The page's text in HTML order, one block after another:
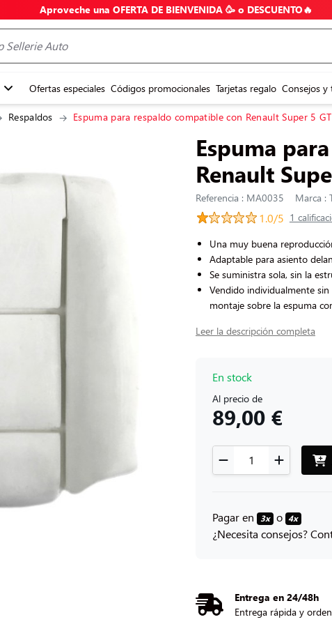
Aproveche una OFERTA DE BIENVENIDA 🥳 o DESCUENTO🔥
Ofertas especiales Códigos promocionales Tarjetas regalo Consejos y
Respaldos Espuma para respaldo compatible con Renault Super 5
Espuma
Renault
Referencia : MA0035 Marca :
1.0/5 1
Una muy buena
Adaptable para asiento
Se suministra sola, sin la
Vendido individualmente
montaje sobre la espuma
Leer la descripción completa
En stock
Al precio de
89,00 €
Pagar en 3x o 4x
¿Necesita consejos?
Entrega en 24/48h
Entrega rápida y